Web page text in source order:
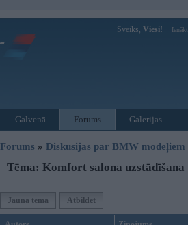
Sveiks, Viesi! Ienākt
Galvenā Forums Galerijas
Forums » Diskusijas par BMW modeļiem
Tēma: Komfort salona uzstādīšana
Jauna tēma Atbildēt